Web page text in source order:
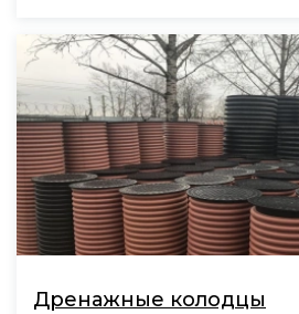
Дренажные колодцы